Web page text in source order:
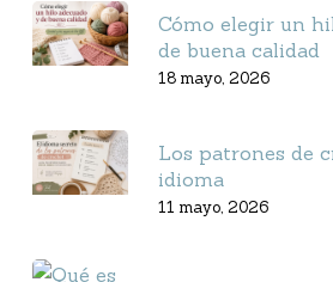
Cómo elegir un
de buena calidad
18 mayo, 2026
Los patrones de
idioma
11 mayo, 2026